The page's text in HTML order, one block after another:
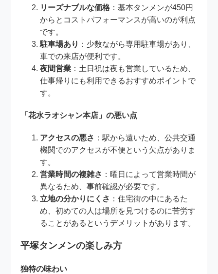
リーズナブルな価格 ：基本タンメンが450円
からとコストパフォーマンスが高いのが利点
です。
駐車場あり ：少数ながら専用駐車場があり、
車での来店が便利です。
夜間営業 ：土日祝は夜も営業しているため、
仕事帰りにも利用できるおすすめポイントで
す。
「花水ラオシャン本店」の悪い点
アクセスの悪さ ：駅から遠いため、公共交通
機関でのアクセスが不便という欠点がありま
す。
営業時間の複雑さ ：曜日によって営業時間が
異なるため、事前確認が必要です。
立地の分かりにくさ ：住宅街の中にあるた
め、初めての人は場所を見つけるのに苦労す
ることがあるというデメリットがあります。
平塚タンメンの楽しみ方
独特の味わい